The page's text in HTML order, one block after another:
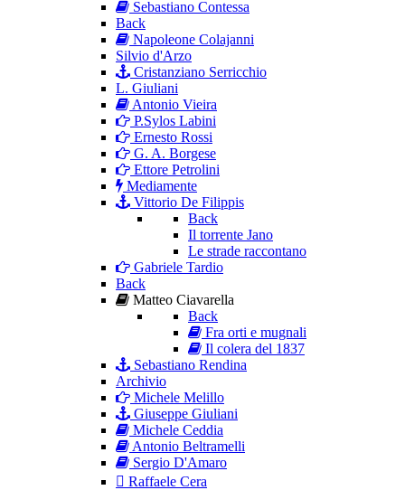
Sebastiano Contessa
Back
Napoleone Colajanni
Silvio d'Arzo
Cristanziano Serricchio
L. Giuliani
Antonio Vieira
P.Sylos Labini
Ernesto Rossi
G. A. Borgese
Ettore Petrolini
Mediamente
Vittorio De Filippis
Back
Il torrente Jano
Le strade raccontano
Gabriele Tardio
Back
Matteo Ciavarella
Back
Fra orti e mugnali
Il colera del 1837
Sebastiano Rendina
Archivio
Michele Melillo
Giuseppe Giuliani
Michele Ceddia
Antonio Beltramelli
Sergio D'Amaro
Raffaele Cera